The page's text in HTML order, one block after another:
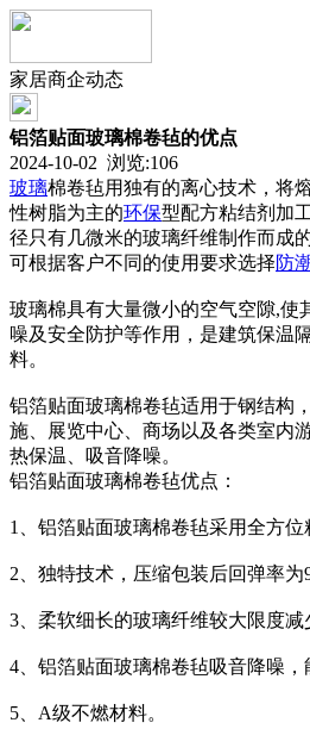
家居商企动态
铝箔贴面玻璃棉卷毡的优点
2024-10-02 浏览:106
玻璃棉卷毡用独有的离心技术，将
性树脂为主的环保型配方粘结剂加
径只有几微米的玻璃纤维制作而成
可根据客户不同的使用要求选择防潮
玻璃棉具有大量微小的空气空隙,使
噪及安全防护等作用，是建筑保温
料。
铝箔贴面玻璃棉卷毡适用于钢结构
施、展览中心、商场以及各类室内
热保温、吸音降噪。
铝箔贴面玻璃棉卷毡优点：
1、铝箔贴面玻璃棉卷毡采用全方位
2、独特技术，压缩包装后回弹率为
3、柔软细长的玻璃纤维较大限度减
4、铝箔贴面玻璃棉卷毡吸音降噪，
5、A级不燃材料。